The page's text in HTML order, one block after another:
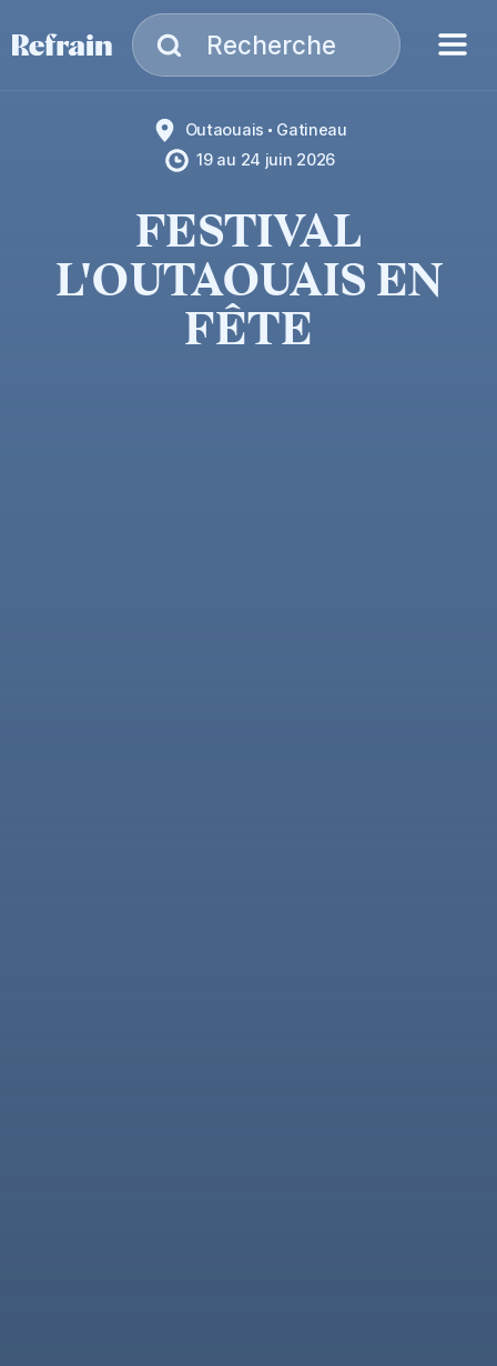
Recherche
Outaouais
Gatineau
19 au 24 juin 2026
FESTIVAL
L'OUTAOUAIS EN
FÊTE